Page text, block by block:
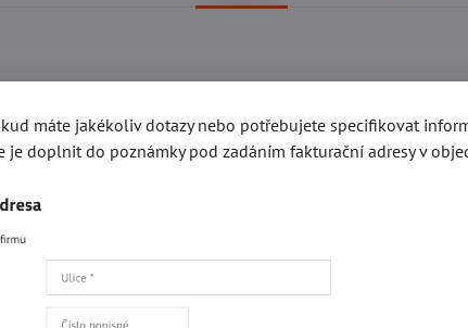
máte jakékoliv dotazy nebo potřebujete specifikovat
je doplnit do poznámky pod zadáním fakturační adresy v